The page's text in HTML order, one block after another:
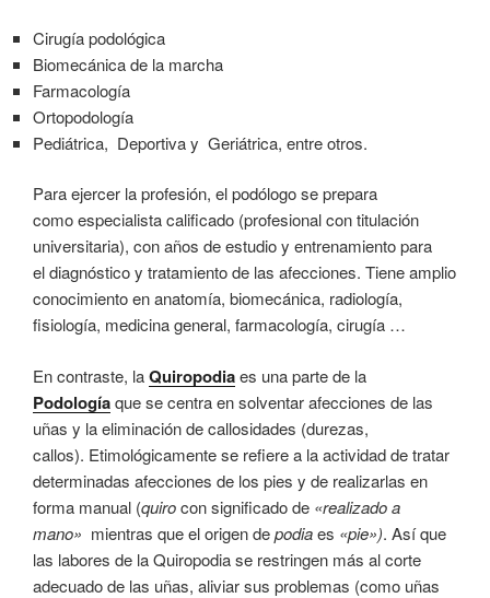
Cirugía podológica
Biomecánica de la marcha
Farmacología
Ortopodología
Pediátrica, Deportiva y Geriátrica, entre otros.
Para ejercer la profesión, el podólogo se prepara
como especialista calificado (profesional con titulación
universitaria), con años de estudio y entrenamiento para
el diagnóstico y tratamiento de las afecciones. Tiene amplio
conocimiento en anatomía, biomecánica, radiología,
fisiología, medicina general, farmacología, cirugía …
En contraste, laQuiropodiaes una parte de la
Podologíaque se centra en solventar afecciones de las
uñas y la eliminación de callosidades (durezas,
callos). Etimológicamente se refiere a la actividad de tratar
determinadas afecciones de los pies y de realizarlas en
forma manual (quirocon significado de «realizado a
mano» mientras que el origen depodiaes «pie»). Así que
las labores de la Quiropodia se restringen más al corte
adecuado de las uñas, aliviar sus problemas (como uñas